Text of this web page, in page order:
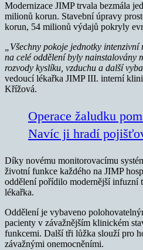
Modernizace JIMP trvala bezmála
milionů korun. Stavební úpravy
korun, 54 milionů výdajů pokryly
„Všechny pokoje jednotky intenzivní
na celé oddělení byly nainstalovány
rozvody kyslíku, vzduchu a další
vedoucí lékařka JIMP III. interní
Křížová.
Operace žaludku
Navíc ji hradí
Díky novému monitorovacímu
životní funkce každého na JIMP
oddělení pořídilo modernější infuzní
lékařka.
Oddělení je vybaveno
pacienty v závažnějším klinickém
funkcemi. Další tři lůžka slouží pro
závažnými onemocněními.